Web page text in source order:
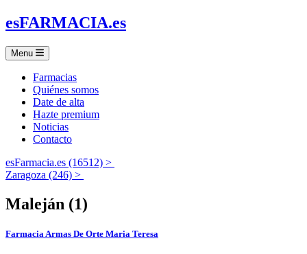
esFARMACIA.es
Menu
Farmacias
Quiénes somos
Date de alta
Hazte premium
Noticias
Contacto
esFarmacia.es (16512) >
Zaragoza (246) >
Maleján (1)
Farmacia Armas De Orte Maria Teresa